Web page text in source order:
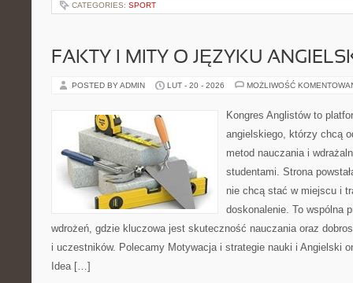
CATEGORIES: SPORT
FAKTY I MITY O JĘZYKU
POSTED BY ADMIN LUT - 20 - 2026 MOŻLIWOŚĆ
Kongres Anglistów to
angielskiego, którzy chcą
metod nauczania i
studentami. Strona
nie chcą stać w miejscu i
doskonalenie. To wspólna
wdrożeń, gdzie kluczowa jest skuteczność nauczania oraz
i uczestników. Polecamy Motywacja i strategie nauki i Angielski
Idea […]